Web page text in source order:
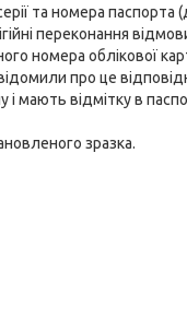
та номера паспорта
переконання
номера облікової
про це
мають відмітку в
зразка.